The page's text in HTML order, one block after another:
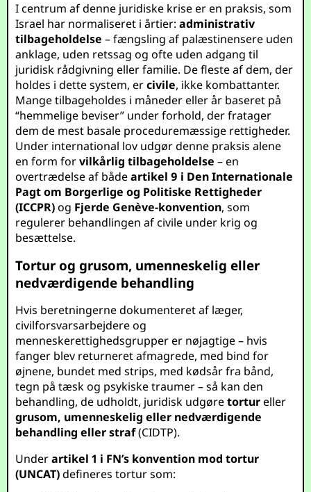
I centrum af denne juridiske krise er en praksis, som
Israel har normaliseret i årtier:administrativ
tilbageholdelse – fængsling af palæstinensere uden
anklage, uden retssag og ofte uden adgang til
juridisk rådgivning eller familie. De fleste af dem, der
holdes i dette system, ercivile, ikke kombattanter.
Mange tilbageholdes i måneder eller år baseret på
“hemmelige beviser” under forhold, der fratager
dem de mest basale proceduremæssige rettigheder.
Under international lov udgør denne praksis alene
en form forvilkårlig tilbageholdelse – en
overtrædelse af bådeartikel 9 i Den Internationale
Pagt om Borgerlige og Politiske Rettigheder
(ICCPR)og Fjerde Genève-konvention, som
regulerer behandlingen af civile under krig og
besættelse.
Tortur og grusom, umenneskelig eller
nedværdigende behandling
Hvis beretningerne dokumenteret af læger,
civilforsvarsarbejdere og
menneskerettighedsgrupper er nøjagtige – hvis
fanger blev returneret afmagrede, med bind for
øjnene, bundet med strips, med kødsår fra bånd,
tegn på tæsk og psykiske traumer – så kan den
behandling, de udholdt, juridisk udgøretortureller
grusom, umenneskelig eller nedværdigende
behandling eller straf(CIDTP).
Underartikel 1 i FN’s konvention mod tortur
(UNCAT)defineres tortur som: